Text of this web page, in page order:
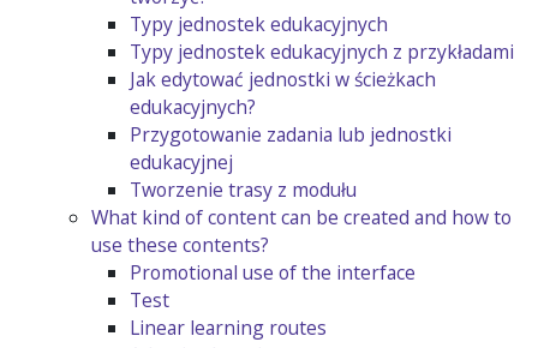
Typy jednostek edukacyjnych
Typy jednostek edukacyjnych z przykładami
Jak edytować jednostki w ścieżkach
edukacyjnych?
Przygotowanie zadania lub jednostki
edukacyjnej
Tworzenie trasy z modułu
What kind of content can be created and how to
use these contents?
Promotional use of the interface
Test
Linear learning routes